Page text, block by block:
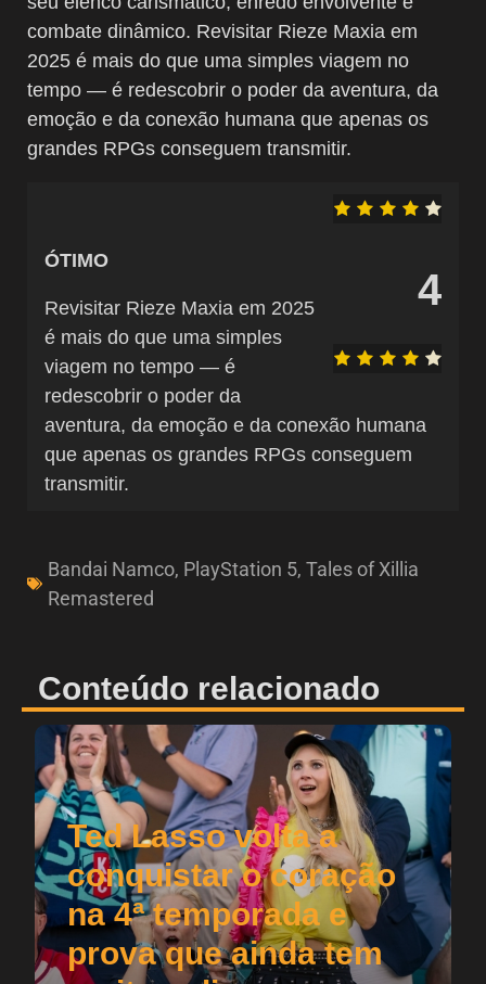
combate dinâmico. Revisitar Rieze Maxia em
2025 é mais do que uma simples viagem no
tempo — é redescobrir o poder da aventura, da
emoção e da conexão humana que apenas os
grandes RPGs conseguem transmitir.
4
ÓTIMO
Revisitar Rieze Maxia em 2025
é mais do que uma simples
viagem no tempo — é
redescobrir o poder da
aventura, da emoção e da conexão humana
que apenas os grandes RPGs conseguem
transmitir.
Bandai Namco, PlayStation 5, Tales of Xillia
Remastered
Conteúdo relacionado
Ted Lasso volta a
conquistar o coração
na 4ª temporada e
prova que ainda tem